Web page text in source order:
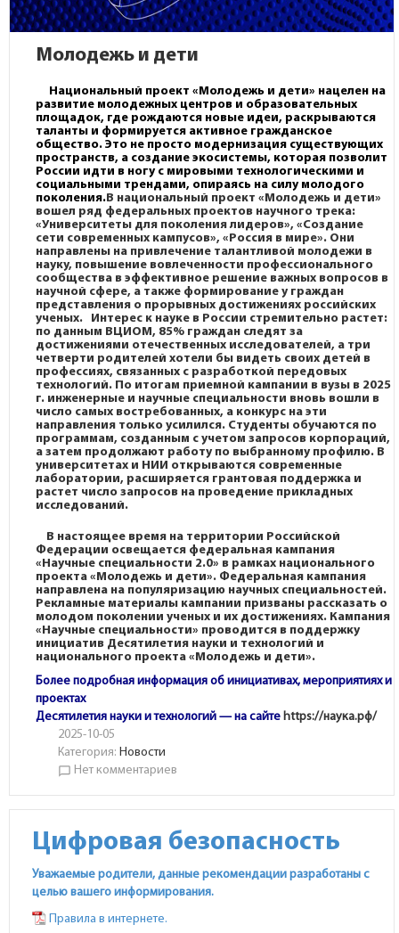
Молодежь и дети
Национальный проект «Молодежь и дети» нацелен на
развитие молодежных центров и образовательных
площадок, где рождаются новые идеи, раскрываются
таланты и формируется активное гражданское
общество. Это не просто модернизация существующих
пространств, а создание экосистемы, которая позволит
России идти в ногу с мировыми технологическими и
социальными трендами, опираясь на силу молодого
поколения.В национальный проект «Молодежь и дети»
вошел ряд федеральных проектов научного трека:
«Университеты для поколения лидеров», «Создание
сети современных кампусов», «Россия в мире». Они
направлены на привлечение талантливой молодежи в
науку, повышение вовлеченности профессионального
сообщества в эффективное решение важных вопросов в
научной сфере, а также формирование у граждан
представления о прорывных достижениях российских
ученых. Интерес к науке в России стремительно растет:
по данным ВЦИОМ, 85% граждан следят за
достижениями отечественных исследователей, а три
четверти родителей хотели бы видеть своих детей в
профессиях, связанных с разработкой передовых
технологий. По итогам приемной кампании в вузы в 2025
г. инженерные и научные специальности вновь вошли в
число самых востребованных, а конкурс на эти
направления только усилился. Студенты обучаются по
программам, созданным с учетомзапросов корпораций,
а затем продолжают работу по выбранному профилю. В
университетах и НИИ открываются современные
лаборатории, расширяется грантовая поддержка и
растет число запросов на проведение прикладных
исследований.
В настоящее время на территории Российской
Федерации освещается федеральная кампания
«Научные специальности 2.0» в рамках национального
проекта «Молодежь и дети». Федеральная кампания
направлена на популяризацию научных специальностей.
Рекламные материалы кампании призваны рассказать о
молодом поколении ученых и их достижениях. Кампания
«Научные специальности» проводится в поддержку
инициатив Десятилетия науки и технологий и
национального проекта «Молодежь и дети».
Более подробная информация об инициативах, мероприятиях и
проектах
Десятилетия науки и технологий — на сайтеhttps://наука.рф/
2025-10-05
Категория:Новости
chat_bubble_outline Нет комментариев
Цифровая безопасность
Уважаемые родители, данные рекомендации разработаны с
целью вашего информирования.
Правила в интернете.